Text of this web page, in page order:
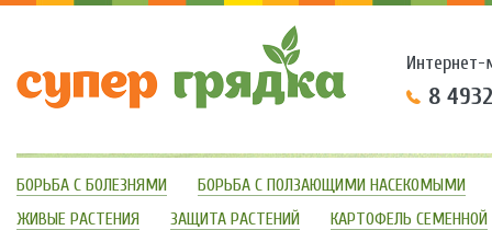
Интернет-
8
БОРЬБА С БОЛЕЗНЯМИ
БОРЬБА С ПОЛЗАЮЩИМИ НАСЕКОМЫМИ
ЖИВЫЕ РАСТЕНИЯ
ЗАЩИТА РАСТЕНИЙ
КАРТОФЕЛЬ СЕМЕННОЙ